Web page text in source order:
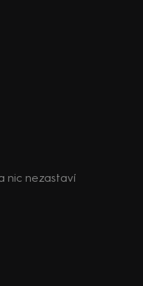
nic nezastaví